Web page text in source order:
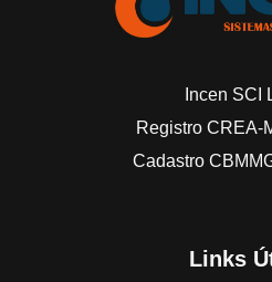
Incen SCI
Registro CREA-
Cadastro
Links